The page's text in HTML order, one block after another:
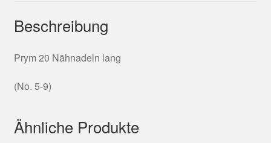
Beschreibung
Prym 20 Nähnadeln lang
(No. 5-9)
Ähnliche Produkte